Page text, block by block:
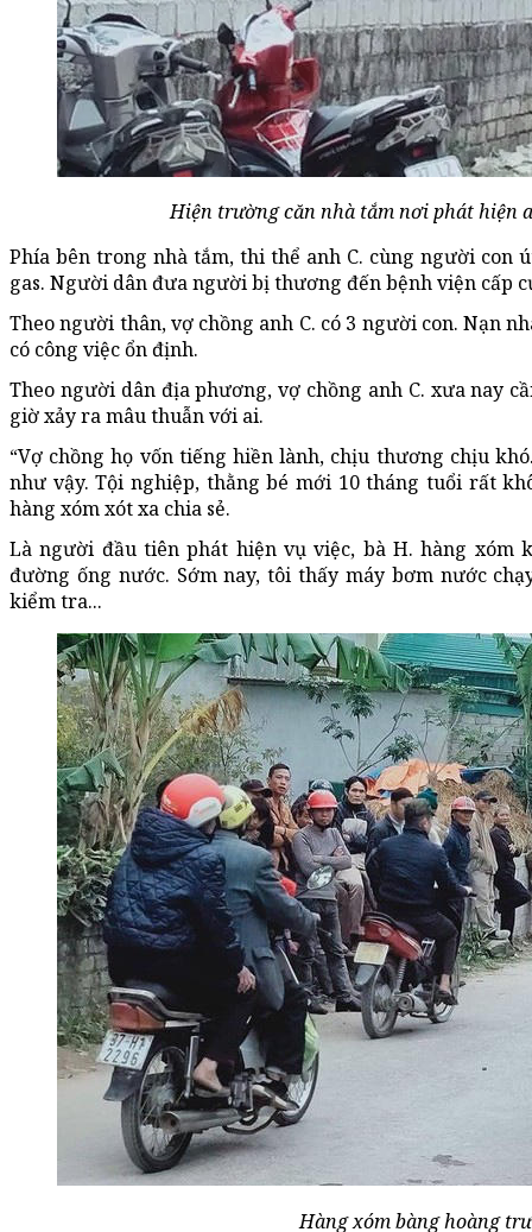
Hiện trường căn nhà tắm nơi phát hiện
Phía bên trong nhà tắm, thi thể anh C. cùng người con
gas. Người dân đưa người bị thương đến bệnh viện cấp
Theo người thân, vợ chồng anh C. có 3 người con. Nạn
có công việc ổn định.
Theo người dân địa phương, vợ chồng anh C. xưa nay
giờ xảy ra mâu thuẫn với ai.
“Vợ chồng họ vốn tiếng hiền lành, chịu thương chịu
như vậy. Tội nghiệp, thằng bé mới 10 tháng tuổi rất
hàng xóm xót xa chia sẻ.
Là người đầu tiên phát hiện vụ việc, bà H. hàng xóm
đường ống nước. Sớm nay, tôi thấy máy bơm nước
kiểm tra...
Hàng xóm bàng hoàng